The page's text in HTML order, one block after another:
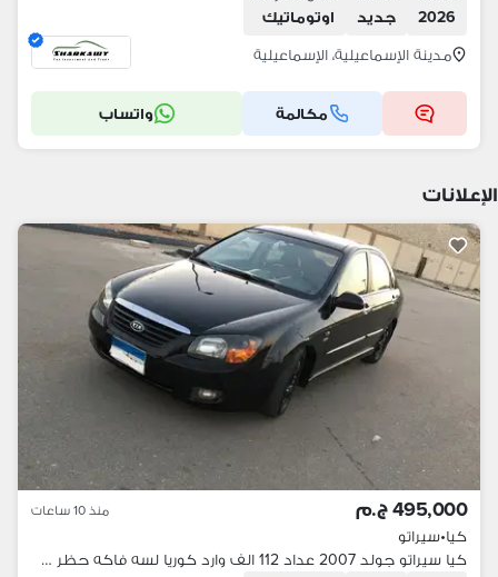
2026
جديد
اوتوماتيك
مدينة الإسماعيلية، الإسماعيلية
مكالمة واتساب
الإعلانات
495,000 ج.م منذ 10 ساعات
كيا•سيراتو
كيا سيراتو جولد 2007 عداد 112 الف وارد كوريا لسه فاكه حظر كانت متخزنه